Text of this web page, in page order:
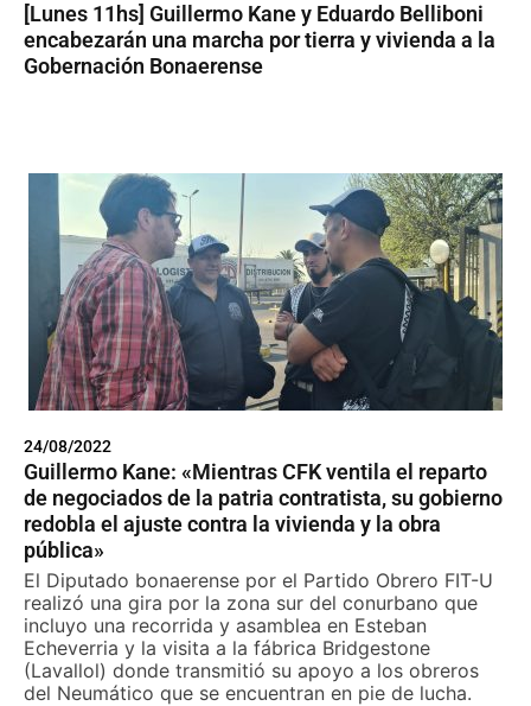
[Lunes 11hs] Guillermo Kane y Eduardo Belliboni
encabezarán una marcha por tierra y vivienda a la
Gobernación Bonaerense
24/08/2022
Guillermo Kane: «Mientras CFK ventila el reparto
de negociados de la patria contratista, su gobierno
redobla el ajuste contra la vivienda y la obra
pública»
El Diputado bonaerense por el Partido Obrero FIT-U
realizó una gira por la zona sur del conurbano que
incluyo una recorrida y asamblea en Esteban
Echeverria y la visita a la fábrica Bridgestone
(Lavallol) donde transmitió su apoyo a los obreros
del Neumático que se encuentran en pie de lucha.